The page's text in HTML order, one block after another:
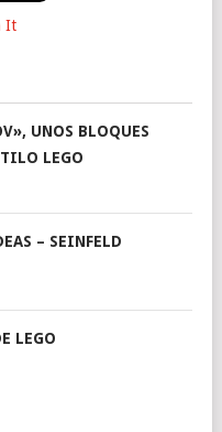
It
UNOS BLOQUES
LEGO
– SEINFELD
LEGO